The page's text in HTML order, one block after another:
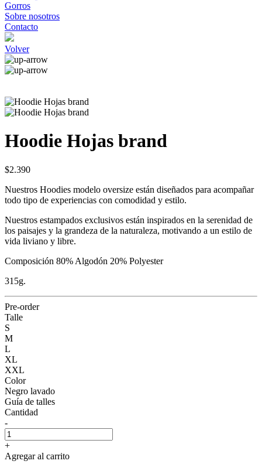
Gorros
Sobre nosotros
Contacto
Volver
Hoodie Hojas brand
$2.390
Nuestros Hoodies modelo oversize están diseñados para acompañar
todo tipo de experiencias con comodidad y estilo.
Nuestros estampados exclusivos están inspirados en la serenidad de
los paisajes y la grandeza de la naturaleza, motivando a un estilo de
vida liviano y libre.
Composición 80% Algodón 20% Polyester
315g.
Pre-order
Talle
S
M
L
XL
XXL
Color
Negro lavado
Guía de talles
Cantidad
-
+
Agregar al carrito